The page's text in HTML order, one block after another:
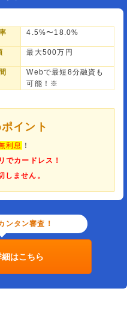
4.5%〜18.0%
最大500万円
Webで最短8分融資も
可能！※
イント
利息 ！
でカードレス！
しません。
ンタン審査！
はこちら